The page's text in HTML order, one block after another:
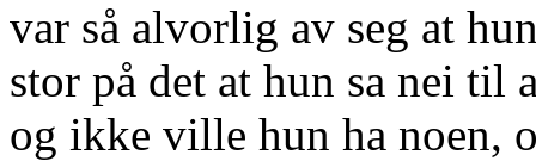
var så alvorlig av seg at
stor på det at hun sa nei til
og ikke ville hun ha noen,